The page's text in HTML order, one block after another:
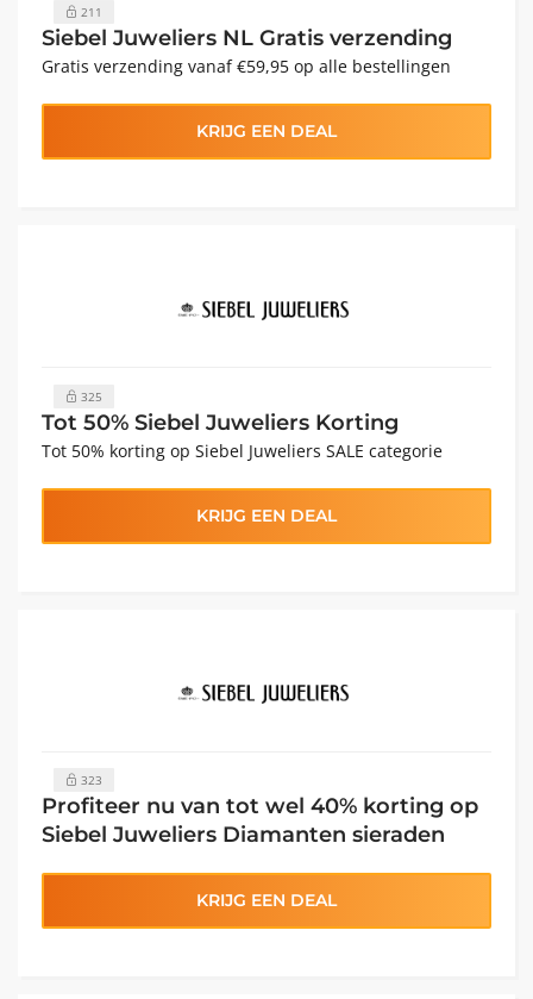
211
Siebel Juweliers NL Gratis verzending
Gratis verzending vanaf €59,95 op alle bestellingen
KRIJG EEN DEAL
325
Tot 50% Siebel Juweliers Korting
Tot 50% korting op Siebel Juweliers SALE categorie
KRIJG EEN DEAL
323
Profiteer nu van tot wel 40% korting op
Siebel Juweliers Diamanten sieraden
KRIJG EEN DEAL